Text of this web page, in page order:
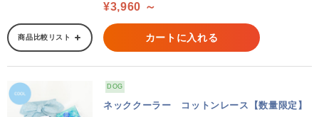
¥3,960 ～
商品比較リスト カートに入れる
DOG
ネッククーラー コットンレース【数量限定】